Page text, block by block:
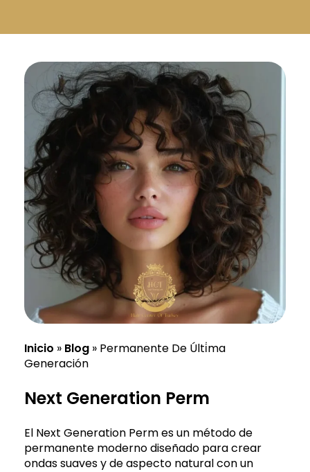
Svenska
Inicio » Blog » Permanente De Últi̇ma
Generación
Next Generation Perm
El Next Generation Perm es un método de
permanente moderno diseñado para crear
ondas suaves y de aspecto natural con un